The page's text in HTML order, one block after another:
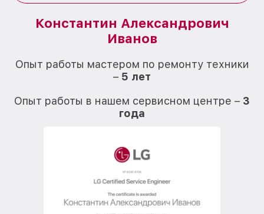
Константин Александрович
Иванов
Опыт работы мастером по ремонту техники
– 5 лет
Опыт работы в нашем сервисном центре – 3
года